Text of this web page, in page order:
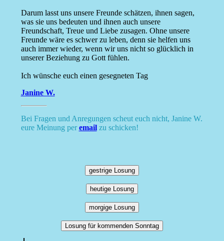
Darum lasst uns unsere Freunde schätzen, ihnen sagen,
was sie uns bedeuten und ihnen auch unsere
Freundschaft, Treue und Liebe zusagen. Ohne unsere
Freunde wäre es schwer zu leben, denn sie helfen uns
auch immer wieder, wenn wir uns nicht so glücklich in
unserer Beziehung zu Gott fühlen.
Ich wünsche euch einen gesegneten Tag
Janine W.
Bei Fragen und Anregungen scheut euch nicht, Janine W.
eure Meinung peremailzu schicken!
gestrige Losung
heutige Losung
morgige Losung
Losung für kommenden Sonntag